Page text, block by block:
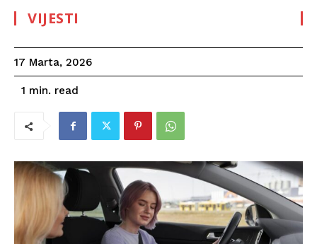
VIJESTI
17 Marta, 2026
1 min. read